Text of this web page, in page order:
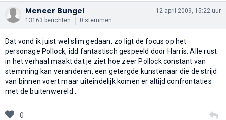
Meneer Bungel
13163 berichten 0 stemmen
12 april 2009, 15:22 uur
Dat vond ik juist wel slim gedaan, zo ligt de focus op het
personage Pollock, idd fantastisch gespeeld door Harris. Alle rust
in het verhaal maakt dat je ziet hoe zeer Pollock constant van
stemming kan veranderen, een getergde kunstenaar die de strijd
van binnen voert maar uiteindelijk komen er altijd confrontaties
met de buitenwereld...
0